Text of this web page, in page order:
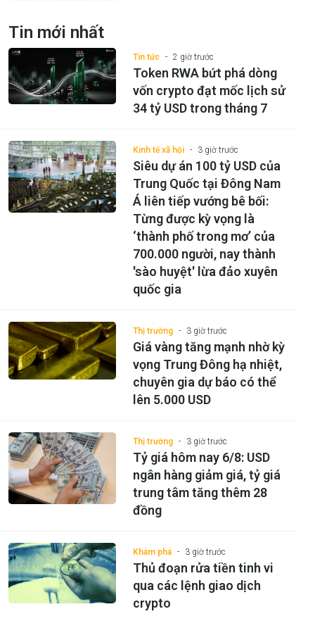
Tin mới nhất
Tin tức 2 giờ trước
Token RWA bứt phá dòng
vốn crypto đạt mốc lịch sử
34 tỷ USD trong tháng 7
Kinh tế xã hội 3 giờ trước
Siêu dự án 100 tỷ USD của
Trung Quốc tại Đông Nam
Á liên tiếp vướng bê bối:
Từng được kỳ vọng là
‘thành phố trong mơ’ của
700.000 người, nay thành
'sào huyệt' lừa đảo xuyên
quốc gia
Thị trường 3 giờ trước
Giá vàng tăng mạnh nhờ kỳ
vọng Trung Đông hạ nhiệt,
chuyên gia dự báo có thể
lên 5.000 USD
Thị trường 3 giờ trước
Tỷ giá hôm nay 6/8: USD
ngân hàng giảm giá, tỷ giá
trung tâm tăng thêm 28
đồng
Khám phá 3 giờ trước
Thủ đoạn rửa tiền tinh vi
qua các lệnh giao dịch
crypto